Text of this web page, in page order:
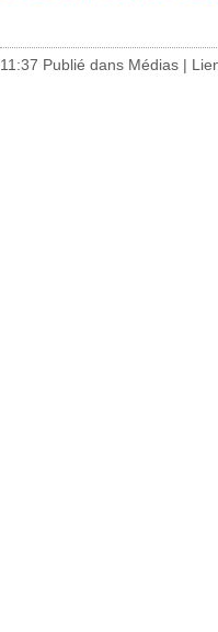
11:37 Publié dans Médias |